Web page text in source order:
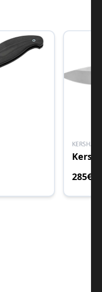
KERSHAW
285€